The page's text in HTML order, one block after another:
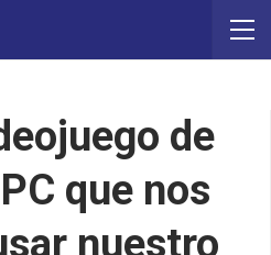
de
que nos
nuestro